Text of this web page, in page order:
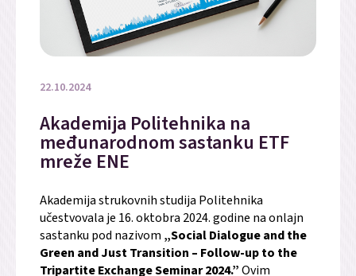
22.10.2024
Akademija Politehnika na
međunarodnom sastanku ETF
mreže ENE
Akademija strukovnih studija Politehnika
učestvovala je 16. oktobra 2024. godine na onlajn
sastanku pod nazivom „Social Dialogue and the
Green and Just Transition – Follow-up to the
Tripartite Exchange Seminar 2024.”Ovim